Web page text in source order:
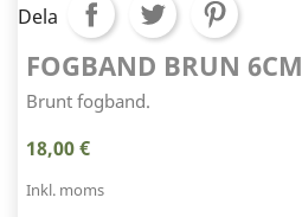
Dela
FOGBAND BRUN 6CM
Brunt fogband.
18,00 €
Inkl. moms